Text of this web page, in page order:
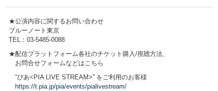
★公演内容に関するお問い合わせ
ブルーノート東京
TEL：03-5485-0088
★配信プラットフォーム各社のチケット購入/視聴方法、
お問合せフォームなどはこちら
“ぴあ<PIA LIVE STREAM>” をご利用のお客様
https://t.pia.jp/pia/events/pialivestream/